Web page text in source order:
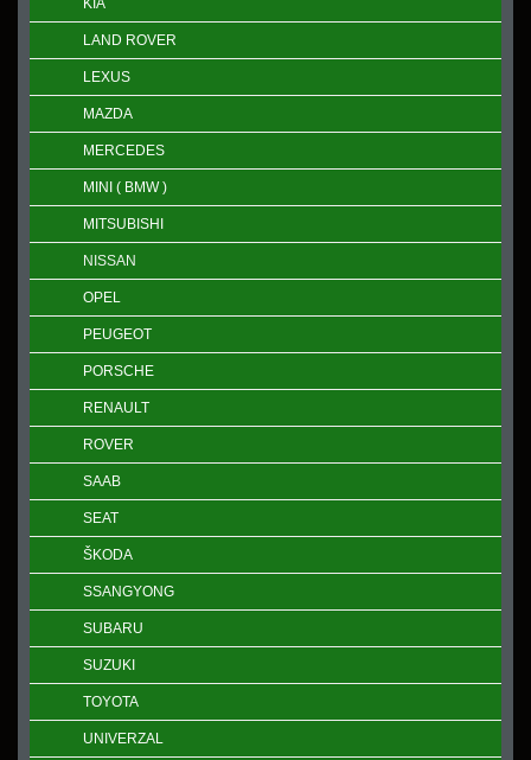
KIA
LAND ROVER
LEXUS
MAZDA
MERCEDES
MINI ( BMW )
MITSUBISHI
NISSAN
OPEL
PEUGEOT
PORSCHE
RENAULT
ROVER
SAAB
SEAT
ŠKODA
SSANGYONG
SUBARU
SUZUKI
TOYOTA
UNIVERZAL